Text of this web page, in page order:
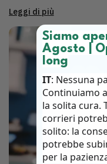
Leggi di più
Siamo
Agosto |
long
IT: Nessuna
Continuiamo
la solita cura.
corrieri
solito: la
potrebbe
per la